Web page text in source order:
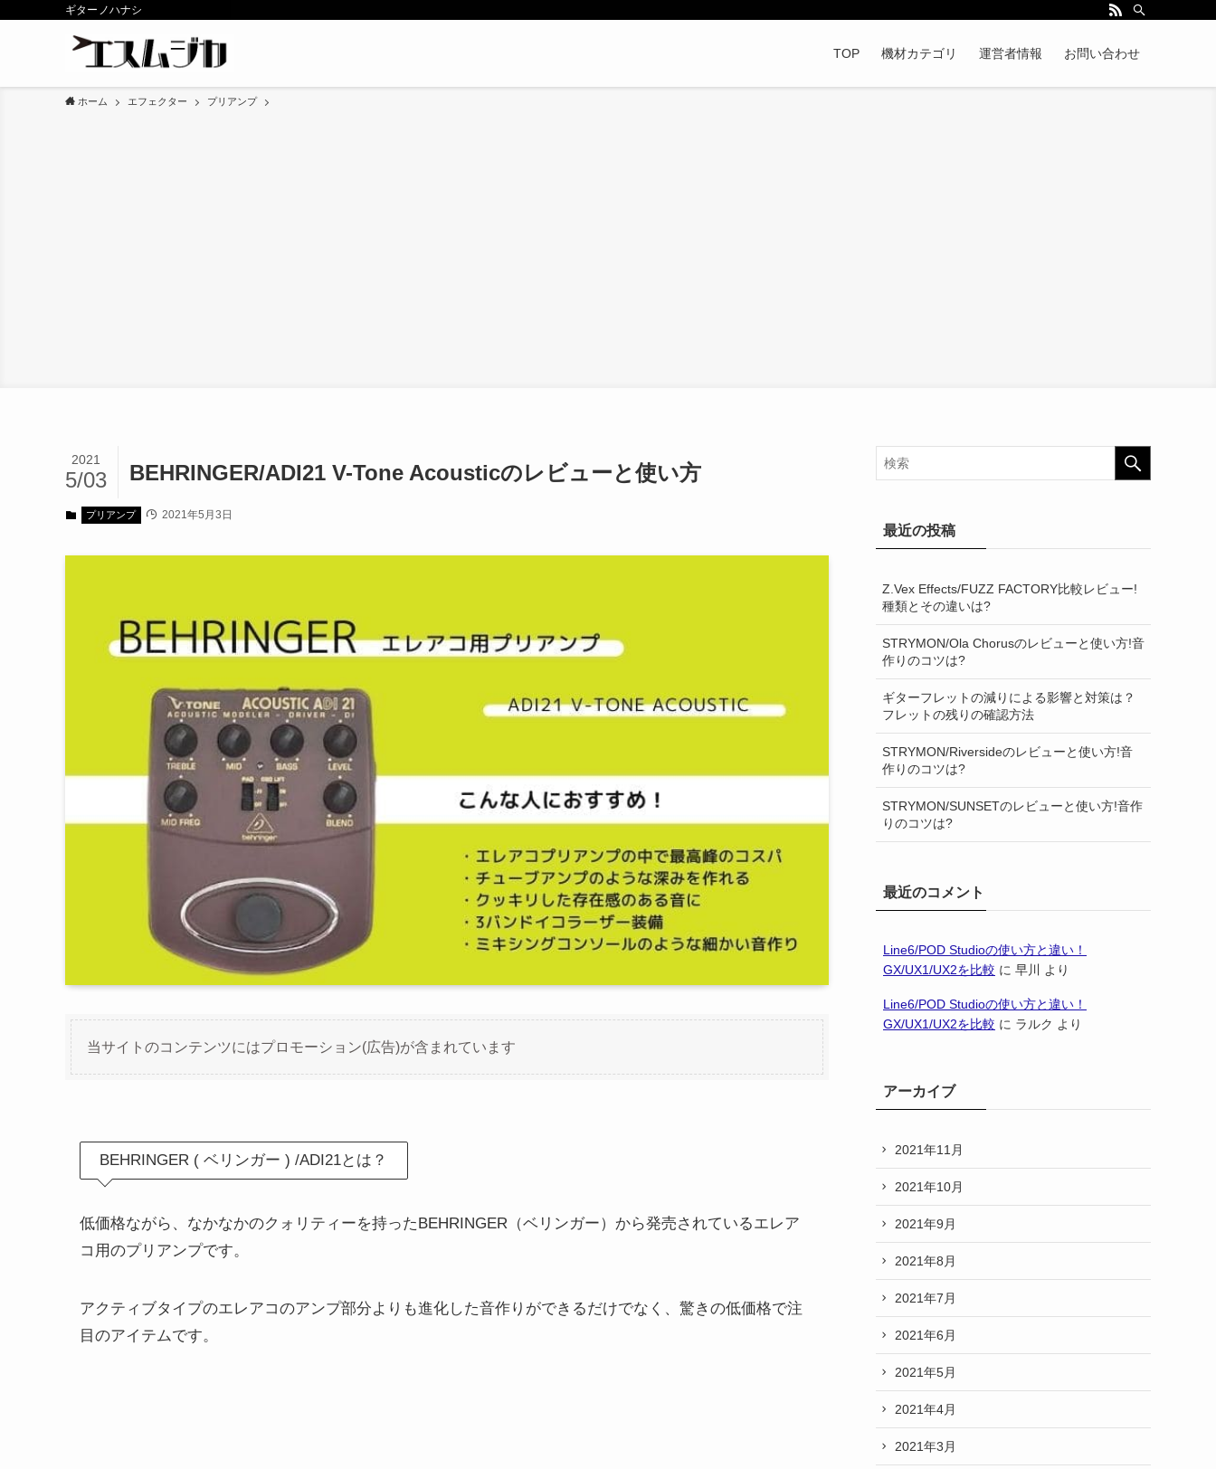
ギターノハナシ
TOP 機材カテゴリ 運営者情報 お問い合わせ
ホーム エフェクター プリアンプ
BEHRINGER/ADI21 V-Tone Acousticのレビューと使い方
2021
5/03
プリアンプ 2021年5月3日
当サイトのコンテンツにはプロモーション(広告)が含まれています
BEHRINGER ( ベリンガー ) /ADI21とは？
低価格ながら、なかなかのクォリティーを持ったBEHRINGER（ベリンガー）から発売されているエレア
コ用のプリアンプです。
アクティブタイプのエレアコのアンプ部分よりも進化した音作りができるだけでなく、驚きの低価格で注
目のアイテムです。
最近の投稿
Z.Vex Effects/FUZZ FACTORY比較レビュー!
種類とその違いは?
STRYMON/Ola Chorusのレビューと使い方!音
作りのコツは?
ギターフレットの減りによる影響と対策は？
フレットの残りの確認方法
STRYMON/Riversideのレビューと使い方!音
作りのコツは?
STRYMON/SUNSETのレビューと使い方!音作
りのコツは?
最近のコメント
Line6/POD Studioの使い方と違い！
GX/UX1/UX2を比較 に 早川 より
Line6/POD Studioの使い方と違い！
GX/UX1/UX2を比較 に ラルク より
アーカイブ
2021年11月
2021年10月
2021年9月
2021年8月
2021年7月
2021年6月
2021年5月
2021年4月
2021年3月